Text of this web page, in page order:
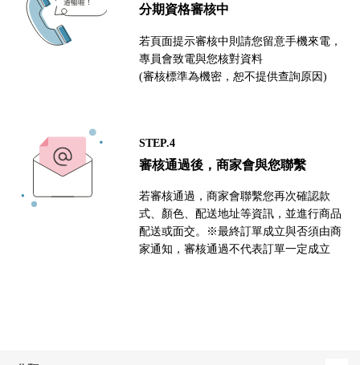
分期資格審核中
若頁面提示審核中則請您留意手機來電，
專員會致電與您核對資料
(審核標準為機密，恕不提供查詢原因)
STEP.4
審核通過後，商家會與您聯繫
若審核通過，商家會聯繫您再次確認款
式、顏色、配送地址等資訊，並進行商品
配送或面交。※最終訂單成立與否須由商
家通知，審核通過不代表訂單一定成立